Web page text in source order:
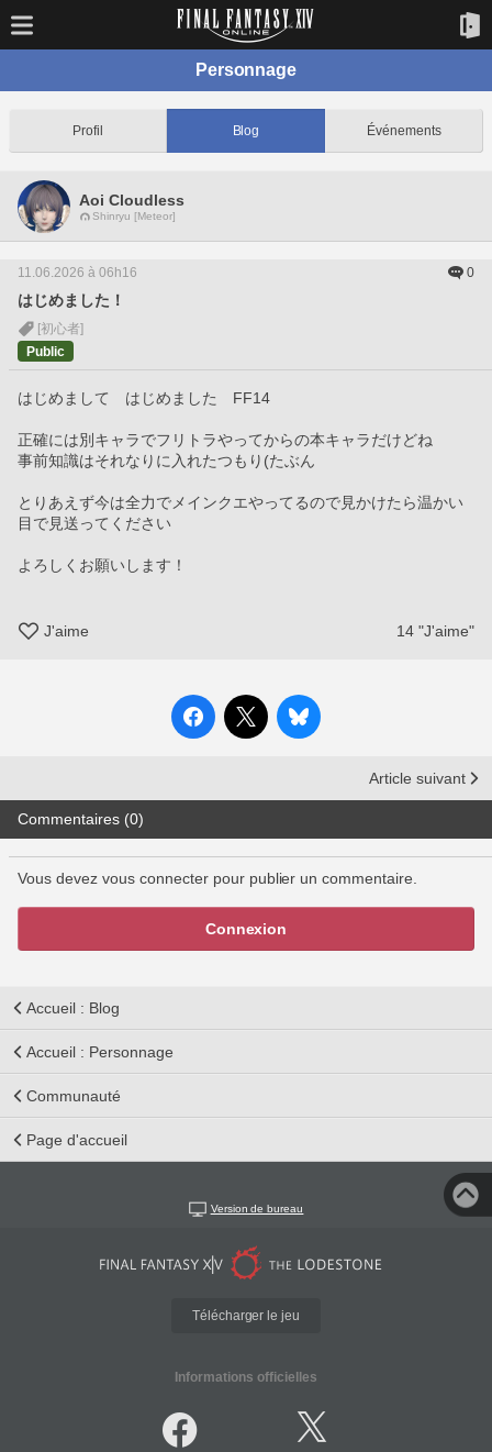
Personnage
Profil Blog Événements
Aoi Cloudless
Shinryu [Meteor]
11.06.2026 à 06h16 0
はじめました！
[初心者]
Public
はじめまして　はじめました　FF14
正確には別キャラでフリトラやってからの本キャラだけどね
事前知識はそれなりに入れたつもり(たぶん
とりあえず今は全力でメインクエやってるので見かけたら温かい
目で見送ってください
よろしくお願いします！
J'aime 14 "J'aime"
Article suivant
Commentaires (0)
Vous devez vous connecter pour publier un commentaire.
Connexion
Accueil : Blog
Accueil : Personnage
Communauté
Page d'accueil
Version de bureau
Télécharger le jeu
Informations officielles